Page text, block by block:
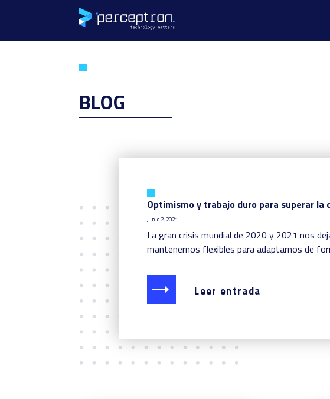
BLOG
Optimismo y trabajo duro para superar la
Junio 2, 2021
La gran crisis mundial de 2020 y 2021 nos
mantenernos flexibles para adaptarnos de
Leer entrada